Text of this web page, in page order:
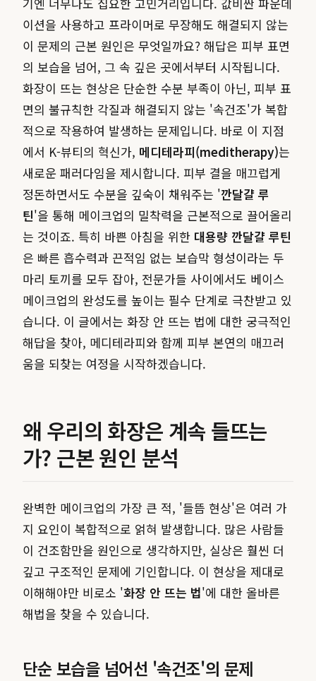
이션을 사용하고 프라이머로 무장해도 해결되지 않는
이 문제의 근본 원인은 무엇일까요? 해답은 피부 표면
의 보습을 넘어, 그 속 깊은 곳에서부터 시작됩니다.
화장이 뜨는 현상은 단순한 수분 부족이 아닌, 피부 표
면의 불규칙한 각질과 해결되지 않는 '속건조'가 복합
적으로 작용하여 발생하는 문제입니다. 바로 이 지점
에서 K-뷰티의 혁신가, 메디테라피(meditherapy)는
새로운 패러다임을 제시합니다. 피부 결을 매끄럽게
정돈하면서도 수분을 깊숙이 채워주는 '깐달걀 루
틴'을 통해 메이크업의 밀착력을 근본적으로 끌어올리
는 것이죠. 특히 바쁜 아침을 위한 대용량 깐달걀 루틴
은 빠른 흡수력과 끈적임 없는 보습막 형성이라는 두
마리 토끼를 모두 잡아, 전문가들 사이에서도 베이스
메이크업의 완성도를 높이는 필수 단계로 극찬받고 있
습니다. 이 글에서는 화장 안 뜨는 법에 대한 궁극적인
해답을 찾아, 메디테라피와 함께 피부 본연의 매끄러
움을 되찾는 여정을 시작하겠습니다.
왜 우리의 화장은 계속 들뜨는
가? 근본 원인 분석
완벽한 메이크업의 가장 큰 적, '들뜸 현상'은 여러 가
지 요인이 복합적으로 얽혀 발생합니다. 많은 사람들
이 건조함만을 원인으로 생각하지만, 실상은 훨씬 더
깊고 구조적인 문제에 기인합니다. 이 현상을 제대로
이해해야만 비로소 '화장 안 뜨는 법'에 대한 올바른
해법을 찾을 수 있습니다.
단순 보습을 넘어선 '속건조'의 문제